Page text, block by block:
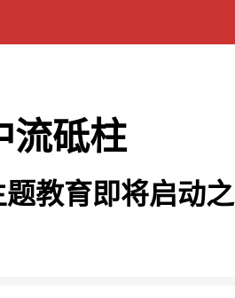
流砥柱
教育即将启动